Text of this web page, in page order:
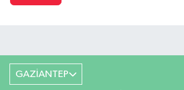
GAZİANTEP